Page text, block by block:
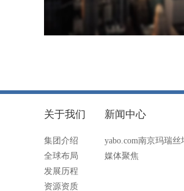
关于我们
集团介绍
全球布局
发展历程
资源资质
新闻中心
yabo.com南京玛瑞
媒体聚焦